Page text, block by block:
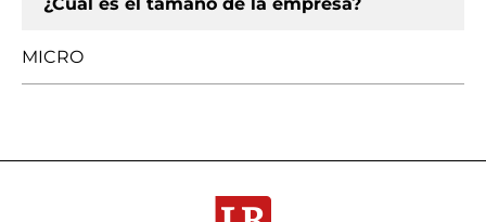
MICRO